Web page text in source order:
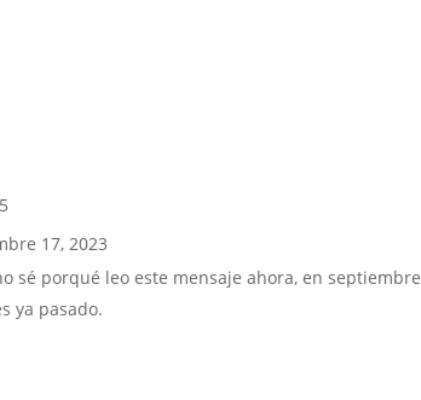
17, 2023
sé porqué leo este mensaje ahora, en septiembre
ya pasado.